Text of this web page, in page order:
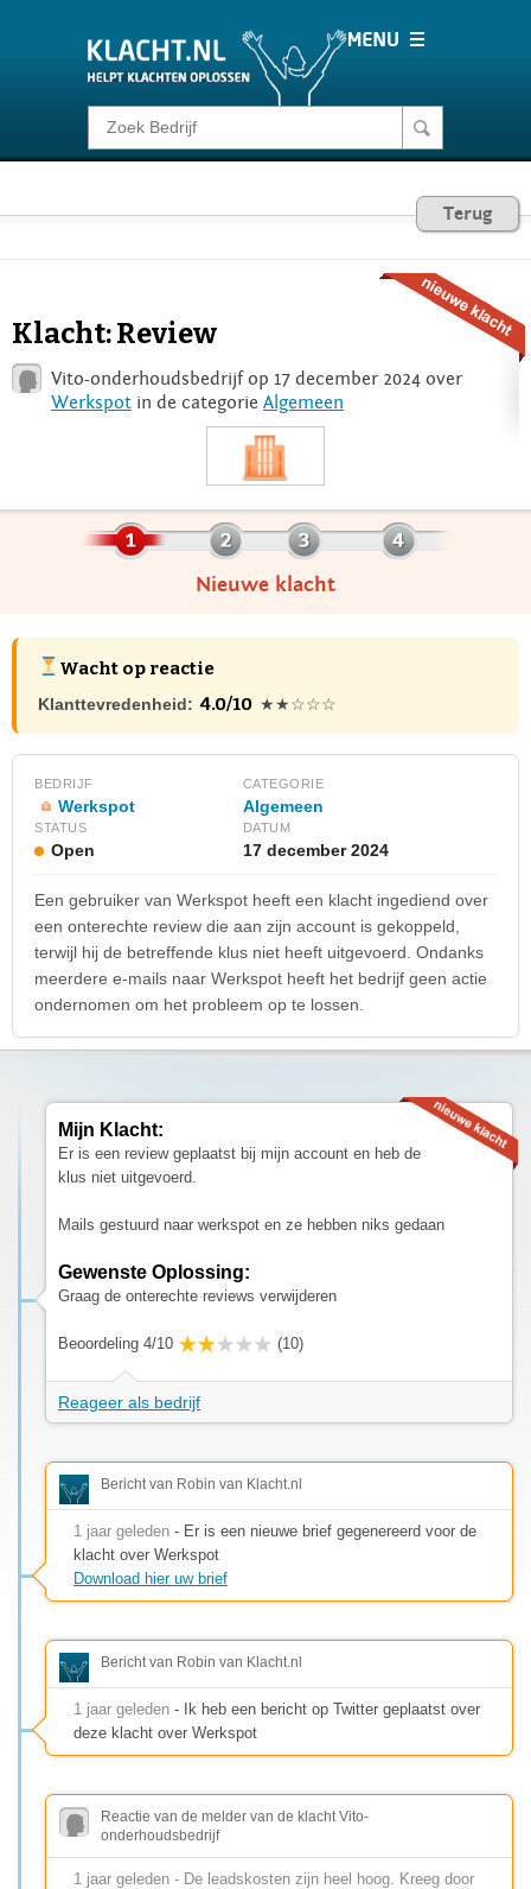
Klacht melden
Consumentenrecht Terug
Klacht: Review
Vito-onderhoudsbedrijf op 17 december 2024 over
Werkspot in de categorie Algemeen
Nieuwe klacht
Wacht op reactie
Klanttevredenheid: 4.0/10 ★★☆☆☆
BEDRIJF
Werkspot
CATEGORIE
Algemeen
STATUS
Open
DATUM
17 december 2024
Een gebruiker van Werkspot heeft een klacht ingediend over
een onterechte review die aan zijn account is gekoppeld,
terwijl hij de betreffende klus niet heeft uitgevoerd. Ondanks
meerdere e-mails naar Werkspot heeft het bedrijf geen actie
ondernomen om het probleem op te lossen.
Mijn Klacht:
Er is een review geplaatst bij mijn account en heb de
klus niet uitgevoerd.
Mails gestuurd naar werkspot en ze hebben niks gedaan
Gewenste Oplossing:
Graag de onterechte reviews verwijderen
Beoordeling 4/10 (10)
Reageer als bedrijf
Bericht van Robin van Klacht.nl
1 jaar geleden - Er is een nieuwe brief gegenereerd voor de
klacht over Werkspot
Download hier uw brief
Bericht van Robin van Klacht.nl
1 jaar geleden - Ik heb een bericht op Twitter geplaatst over
deze klacht over Werkspot
Reactie van de melder van de klacht Vito-
onderhoudsbedrijf
1 jaar geleden - De leadskosten zijn heel hoog. Kreeg door